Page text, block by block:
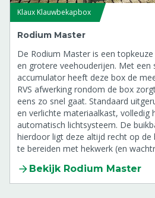
Klaux Klauwbekapbox
Rodium Master
De Rodium Master is een
en grotere veehouderijen. Met een
accumulator heeft deze box de
RVS afwerking rondom de box
eens zo snel gaat. Standaard
en verlichte materiaalkast, volledig
automatisch lichtsysteem. De
hierdoor ligt deze altijd recht op de
te bereiden met hekwerk (en
Bekijk Rodium Master